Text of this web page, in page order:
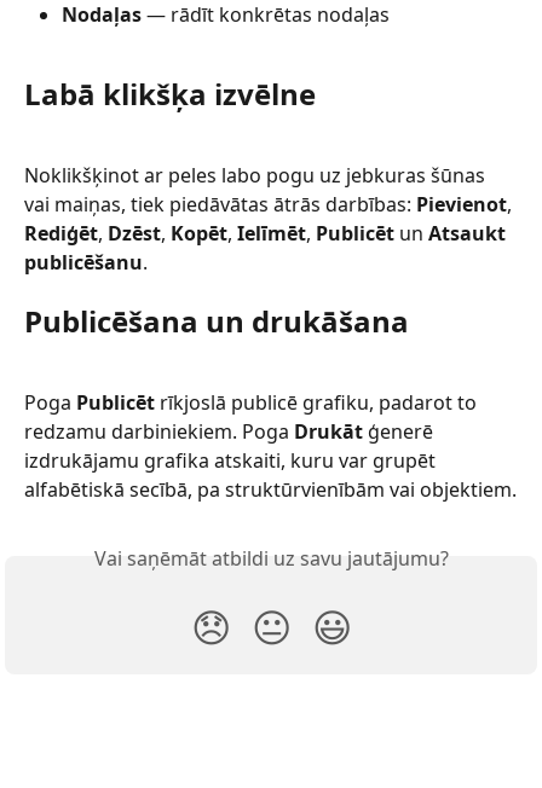
Nodaļas — rādīt konkrētas nodaļas
Labā klikšķa izvēlne
Noklikšķinot ar peles labo pogu uz jebkuras šūnas
vai maiņas, tiek piedāvātas ātrās darbības: Pievienot,
Rediģēt, Dzēst, Kopēt, Ielīmēt, Publicēt un Atsaukt
publicēšanu.
Publicēšana un drukāšana
Poga Publicēt rīkjoslā publicē grafiku, padarot to
redzamu darbiniekiem. Poga Drukāt ģenerē
izdrukājamu grafika atskaiti, kuru var grupēt
alfabētiskā secībā, pa struktūrvienībām vai objektiem.
Vai saņēmāt atbildi uz savu jautājumu?
😞 😐 😃